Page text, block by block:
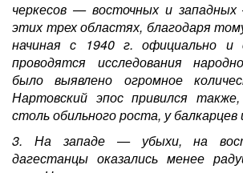
черкесов — восточных и
этих трех областях, благодаря
начиная с 1940 г. официально и
проводятся исследования
было выявлено огромное
Нартовский эпос привился
столь обильного роста, у балкарцев
3. На западе — убыхи, на
дагестанцы оказались менее